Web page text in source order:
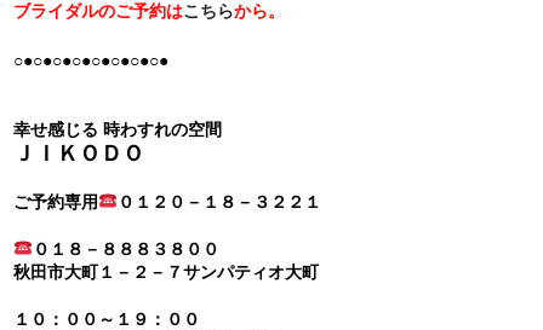
ブライダルのご予約はこちらから。
○●○●○●○●○●○●○●○●
幸せ感じる 時わすれの空間
ＪＩＫＯＤＯ
ご予約専用 ０１２０－１８－３２２１
０１８－８８８３８００
秋田市大町１－２－７サンパティオ大町
１０：００～１９：００